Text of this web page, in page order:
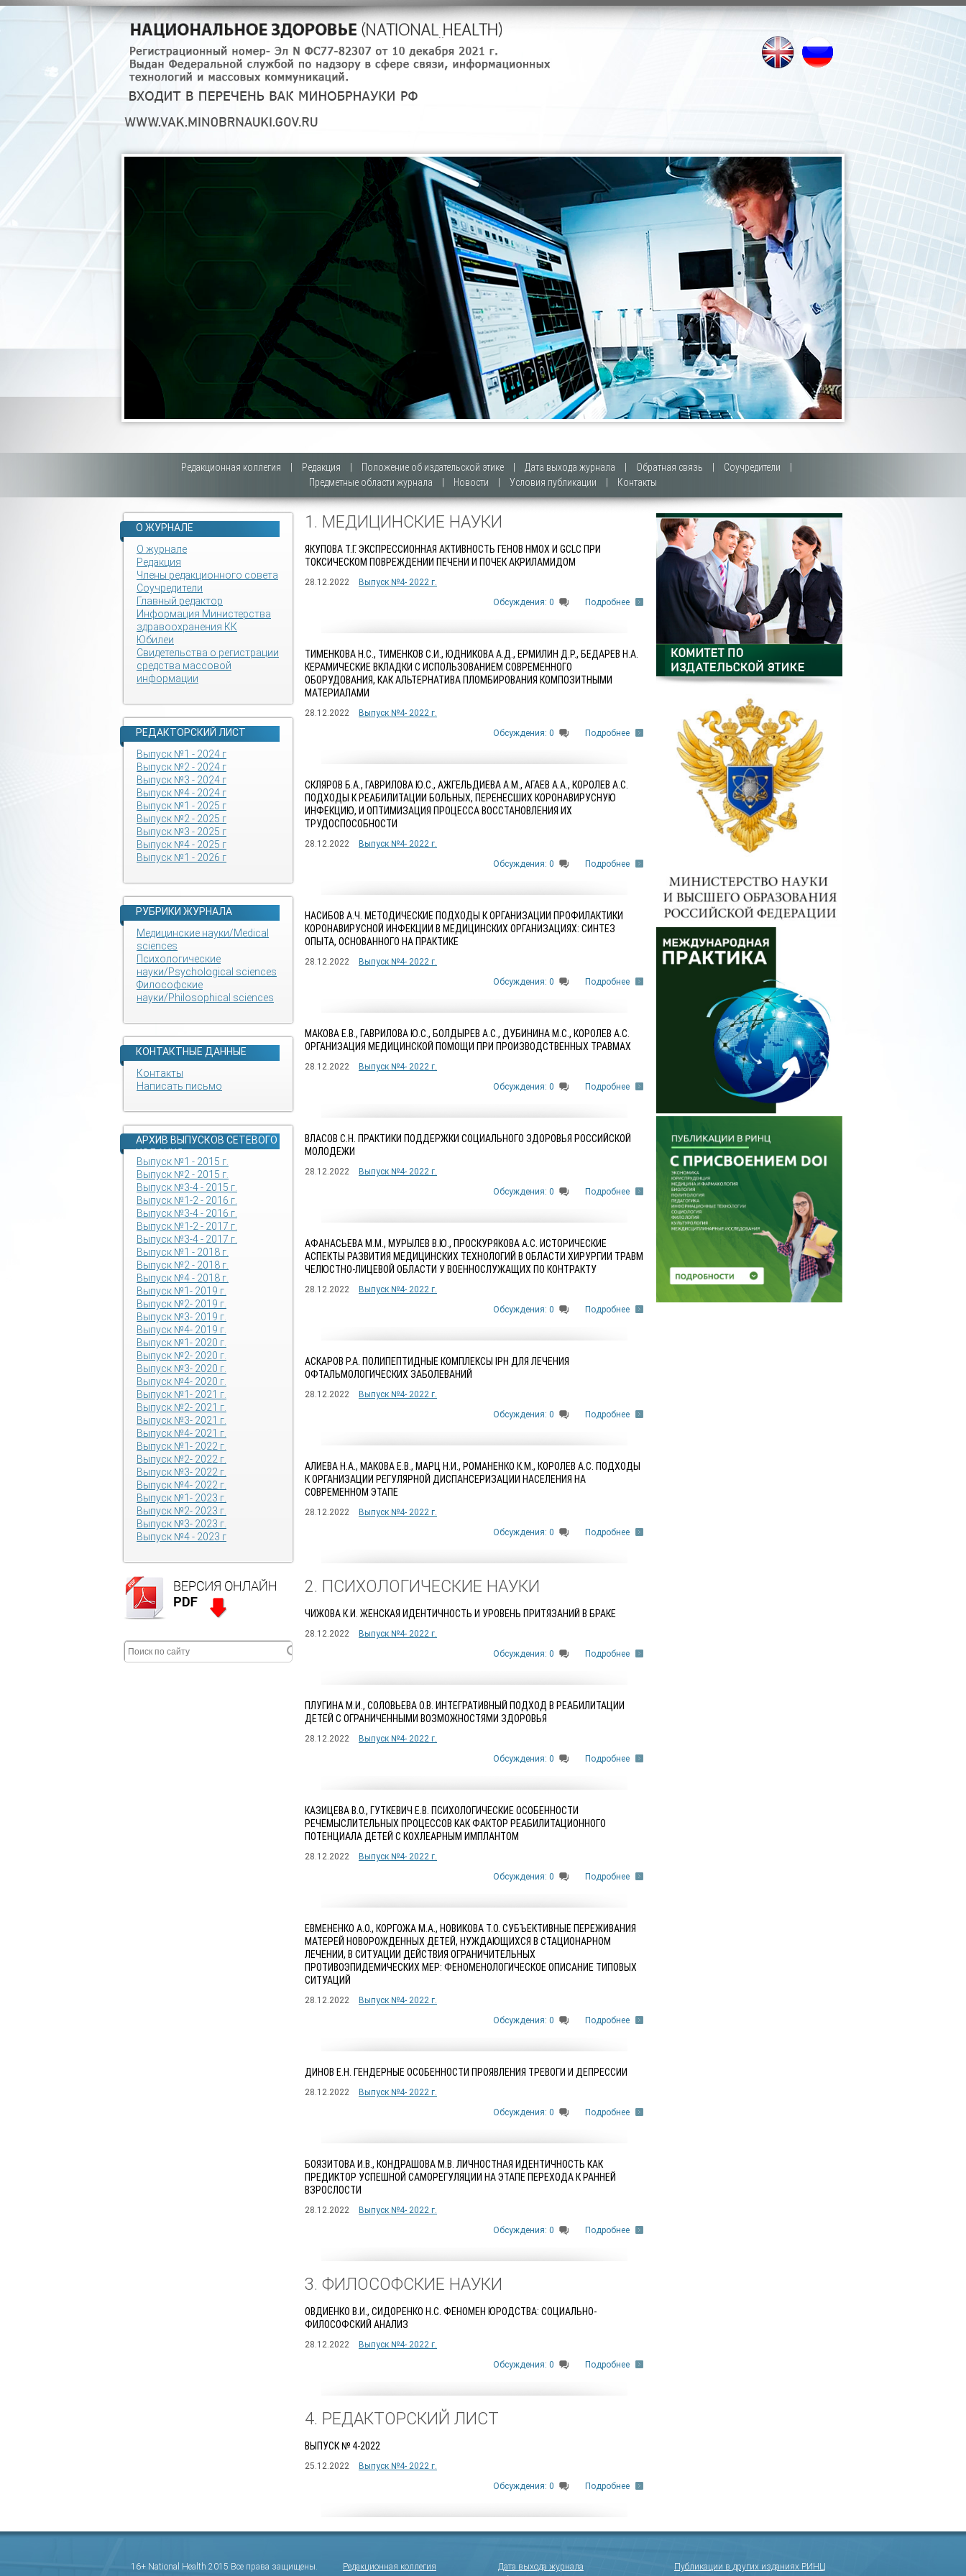
Редакционная коллегия Редакция Положение об издательской этике Дата выхода журнала Обратная связь Соучредители
Предметные области журнала
Новости Условия публикации Контакты
О ЖУРНАЛЕ
О журнале
Редакция
Члены редакционного совета
Соучредители
Главный редактор
Информация Министерства
здравоохранения КК
Юбилеи
Свидетельства о регистрации
средства массовой
информации
РЕДАКТОРСКИЙ ЛИСТ
Выпуск №1 - 2024 г
Выпуск №2 - 2024 г
Выпуск №3 - 2024 г
Выпуск №4 - 2024 г
Выпуск №1 - 2025 г
Выпуск №2 - 2025 г
Выпуск №3 - 2025 г
Выпуск №4 - 2025 г
Выпуск №1 - 2026 г
РУБРИКИ ЖУРНАЛА
Медицинские науки/Medical
sciences
Психологические
науки/Psychological sciences
Философские
науки/Philosophical sciences
КОНТАКТНЫЕ ДАННЫЕ
Контакты
Написать письмо
АРХИВ ВЫПУСКОВ СЕТЕВОГО
ИЗДАНИЯ
Выпуск №1 - 2015 г.
Выпуск №2 - 2015 г.
Выпуск №3-4 - 2015 г.
Выпуск №1-2 - 2016 г.
Выпуск №3-4 - 2016 г.
Выпуск №1-2 - 2017 г.
Выпуск №3-4 - 2017 г.
Выпуск №1 - 2018 г.
Выпуск №2 - 2018 г.
Выпуск №4 - 2018 г.
Выпуск №1- 2019 г.
Выпуск №2- 2019 г.
Выпуск №3- 2019 г.
Выпуск №4- 2019 г.
Выпуск №1- 2020 г.
Выпуск №2- 2020 г.
Выпуск №3- 2020 г.
Выпуск №4- 2020 г.
Выпуск №1- 2021 г.
Выпуск №2- 2021 г.
Выпуск №3- 2021 г.
Выпуск №4- 2021 г.
Выпуск №1- 2022 г.
Выпуск №2- 2022 г.
Выпуск №3- 2022 г.
Выпуск №4- 2022 г.
Выпуск №1- 2023 г.
Выпуск №2- 2023 г.
Выпуск №3- 2023 г.
Выпуск №4 - 2023 г
1. МЕДИЦИНСКИЕ НАУКИ
ЯКУПОВА Т.Г. ЭКСПРЕССИОННАЯ АКТИВНОСТЬ ГЕНОВ HMOX И GCLC ПРИ
ТОКСИЧЕСКОМ ПОВРЕЖДЕНИИ ПЕЧЕНИ И ПОЧЕК АКРИЛАМИДОМ
28.12.2022
Выпуск №4- 2022 г.
Обсуждения: 0
Подробнее
ТИМЕНКОВА Н.С., ТИМЕНКОВ С.И., ЮДНИКОВА А.Д., ЕРМИЛИН Д.Р., БЕДАРЕВ Н.А.
КЕРАМИЧЕСКИЕ ВКЛАДКИ С ИСПОЛЬЗОВАНИЕМ СОВРЕМЕННОГО
ОБОРУДОВАНИЯ, КАК АЛЬТЕРНАТИВА ПЛОМБИРОВАНИЯ КОМПОЗИТНЫМИ
МАТЕРИАЛАМИ
28.12.2022
Выпуск №4- 2022 г.
Обсуждения: 0
Подробнее
СКЛЯРОВ Б.А., ГАВРИЛОВА Ю.С., АЖГЕЛЬДИЕВА А.М., АГАЕВ А.А., КОРОЛЕВ А.С.
ПОДХОДЫ К РЕАБИЛИТАЦИИ БОЛЬНЫХ, ПЕРЕНЕСШИХ КОРОНАВИРУСНУЮ
ИНФЕКЦИЮ, И ОПТИМИЗАЦИЯ ПРОЦЕССА ВОССТАНОВЛЕНИЯ ИХ
ТРУДОСПОСОБНОСТИ
28.12.2022
Выпуск №4- 2022 г.
Обсуждения: 0
Подробнее
НАСИБОВ А.Ч. МЕТОДИЧЕСКИЕ ПОДХОДЫ К ОРГАНИЗАЦИИ ПРОФИЛАКТИКИ
КОРОНАВИРУСНОЙ ИНФЕКЦИИ В МЕДИЦИНСКИХ ОРГАНИЗАЦИЯХ: СИНТЕЗ
ОПЫТА, ОСНОВАННОГО НА ПРАКТИКЕ
28.12.2022
Выпуск №4- 2022 г.
Обсуждения: 0
Подробнее
МАКОВА Е.В., ГАВРИЛОВА Ю.С., БОЛДЫРЕВ А.С., ДУБИНИНА М.С., КОРОЛЕВ А.С.
ОРГАНИЗАЦИЯ МЕДИЦИНСКОЙ ПОМОЩИ ПРИ ПРОИЗВОДСТВЕННЫХ ТРАВМАХ
28.12.2022
Выпуск №4- 2022 г.
Обсуждения: 0
Подробнее
ВЛАСОВ С.Н. ПРАКТИКИ ПОДДЕРЖКИ СОЦИАЛЬНОГО ЗДОРОВЬЯ РОССИЙСКОЙ
МОЛОДЕЖИ
28.12.2022
Выпуск №4- 2022 г.
Обсуждения: 0
Подробнее
АФАНАСЬЕВА М.М., МУРЫЛЕВ В.Ю., ПРОСКУРЯКОВА А.С. ИСТОРИЧЕСКИЕ
АСПЕКТЫ РАЗВИТИЯ МЕДИЦИНСКИХ ТЕХНОЛОГИЙ В ОБЛАСТИ ХИРУРГИИ ТРАВМ
ЧЕЛЮСТНО-ЛИЦЕВОЙ ОБЛАСТИ У ВОЕННОСЛУЖАЩИХ ПО КОНТРАКТУ
28.12.2022
Выпуск №4- 2022 г.
Обсуждения: 0
Подробнее
АСКАРОВ Р.А. ПОЛИПЕПТИДНЫЕ КОМПЛЕКСЫ IPH ДЛЯ ЛЕЧЕНИЯ
ОФТАЛЬМОЛОГИЧЕСКИХ ЗАБОЛЕВАНИЙ
28.12.2022
Выпуск №4- 2022 г.
Обсуждения: 0
Подробнее
АЛИЕВА Н.А., МАКОВА Е.В., МАРЦ Н.И., РОМАНЕНКО К.М., КОРОЛЕВ А.С. ПОДХОДЫ
К ОРГАНИЗАЦИИ РЕГУЛЯРНОЙ ДИСПАНСЕРИЗАЦИИ НАСЕЛЕНИЯ НА
СОВРЕМЕННОМ ЭТАПЕ
28.12.2022
Выпуск №4- 2022 г.
Обсуждения: 0
Подробнее
2. ПСИХОЛОГИЧЕСКИЕ НАУКИ
ЧИЖОВА К.И. ЖЕНСКАЯ ИДЕНТИЧНОСТЬ И УРОВЕНЬ ПРИТЯЗАНИЙ В БРАКЕ
28.12.2022
Выпуск №4- 2022 г.
Обсуждения: 0
Подробнее
ПЛУГИНА М.И., СОЛОВЬЕВА О.В. ИНТЕГРАТИВНЫЙ ПОДХОД В РЕАБИЛИТАЦИИ
ДЕТЕЙ С ОГРАНИЧЕННЫМИ ВОЗМОЖНОСТЯМИ ЗДОРОВЬЯ
28.12.2022
Выпуск №4- 2022 г.
Обсуждения: 0
Подробнее
КАЗИЦЕВА В.О., ГУТКЕВИЧ Е.В. ПСИХОЛОГИЧЕСКИЕ ОСОБЕННОСТИ
РЕЧЕМЫСЛИТЕЛЬНЫХ ПРОЦЕССОВ КАК ФАКТОР РЕАБИЛИТАЦИОННОГО
ПОТЕНЦИАЛА ДЕТЕЙ С КОХЛЕАРНЫМ ИМПЛАНТОМ
28.12.2022
Выпуск №4- 2022 г.
Обсуждения: 0
Подробнее
ЕВМЕНЕНКО А.О., КОРГОЖА М.А., НОВИКОВА Т.О. СУБЪЕКТИВНЫЕ ПЕРЕЖИВАНИЯ
МАТЕРЕЙ НОВОРОЖДЕННЫХ ДЕТЕЙ, НУЖДАЮЩИХСЯ В СТАЦИОНАРНОМ
ЛЕЧЕНИИ, В СИТУАЦИИ ДЕЙСТВИЯ ОГРАНИЧИТЕЛЬНЫХ
ПРОТИВОЭПИДЕМИЧЕСКИХ МЕР: ФЕНОМЕНОЛОГИЧЕСКОЕ ОПИСАНИЕ ТИПОВЫХ
СИТУАЦИЙ
28.12.2022
Выпуск №4- 2022 г.
Обсуждения: 0
Подробнее
ДИНОВ Е.Н. ГЕНДЕРНЫЕ ОСОБЕННОСТИ ПРОЯВЛЕНИЯ ТРЕВОГИ И ДЕПРЕССИИ
28.12.2022
Выпуск №4- 2022 г.
Обсуждения: 0
Подробнее
БОЯЗИТОВА И.В., КОНДРАШОВА М.В. ЛИЧНОСТНАЯ ИДЕНТИЧНОСТЬ КАК
ПРЕДИКТОР УСПЕШНОЙ САМОРЕГУЛЯЦИИ НА ЭТАПЕ ПЕРЕХОДА К РАННЕЙ
ВЗРОСЛОСТИ
28.12.2022
Выпуск №4- 2022 г.
Обсуждения: 0
Подробнее
3. ФИЛОСОФСКИЕ НАУКИ
ОВДИЕНКО В.И., СИДОРЕНКО Н.С. ФЕНОМЕН ЮРОДСТВА: СОЦИАЛЬНО-
ФИЛОСОФСКИЙ АНАЛИЗ
28.12.2022
Выпуск №4- 2022 г.
Обсуждения: 0
Подробнее
4. РЕДАКТОРСКИЙ ЛИСТ
ВЫПУСК № 4-2022
25.12.2022
Выпуск №4- 2022 г.
Обсуждения: 0
Подробнее
16+ National Health 2015 Все права защищены.
Редакционная коллегия
Дата выхода журнала
Публикации в других изданиях РИНЦ